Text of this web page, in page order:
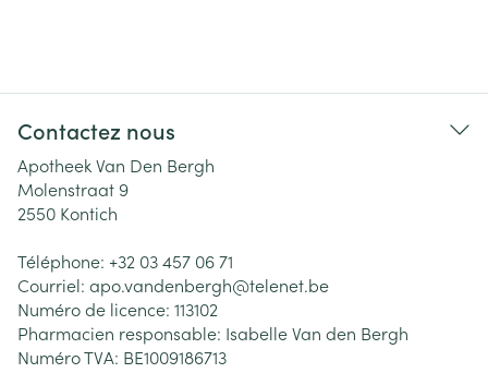
Contactez nous
Apotheek Van Den Bergh
Molenstraat 9
2550 Kontich
Téléphone: +32 03 457 06 71
Courriel: apo.vandenbergh@telenet.be
Numéro de licence: 113102
Pharmacien responsable: Isabelle Van den Bergh
Numéro TVA: BE1009186713